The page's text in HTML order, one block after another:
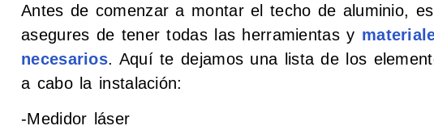
Antes de comenzar a montar el techo de aluminio,
asegures de tener todas las herramientas y
necesarios. Aquí te dejamos una lista de los
a cabo la instalación:
-Medidor láser